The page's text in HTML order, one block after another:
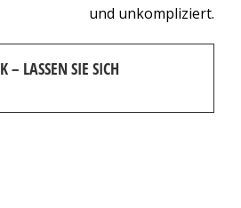
und unkompliziert.
– LASSEN SIE SICH